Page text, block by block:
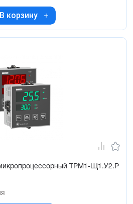
В корзину
микропроцессорный ТРМ1-Щ1.У2.Р